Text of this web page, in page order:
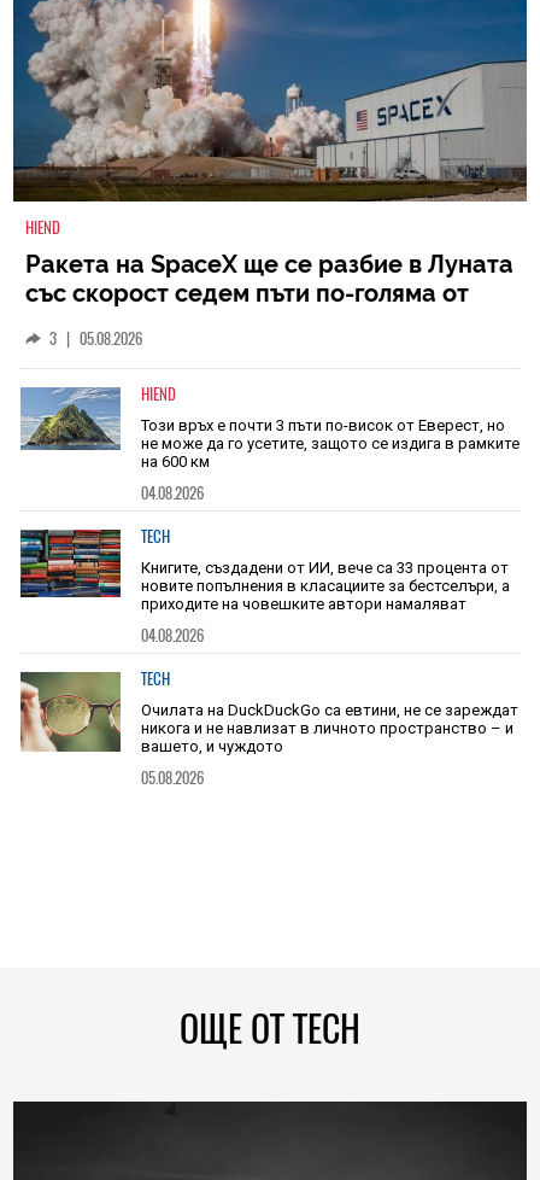
HIEND
Ракета на SpaceX ще се разбие в Луната
със скорост седем пъти по-голяма от
3 | 05.08.2026
HIEND
Този връх е почти 3 пъти по-висок от Еверест, но
не може да го усетите, защото се издига в рамките
на 600 км
04.08.2026
TECH
Книгите, създадени от ИИ, вече са 33 процента от
новите попълнения в класациите за бестселъри, а
приходите на човешките автори намаляват
04.08.2026
TECH
Очилата на DuckDuckGo са евтини, не се зареждат
никога и не навлизат в личното пространство – и
вашето, и чуждото
05.08.2026
ОЩЕ ОТ TECH